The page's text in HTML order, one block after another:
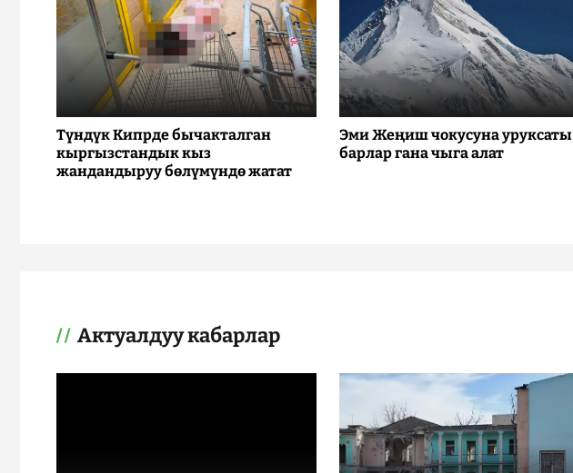
Түндүк Кипрде бычакталган
кыргызстандык кыз
жандандыруу бөлүмүндө жатат
Эми Жеңиш чокусуна уруксаты
барлар гана чыга алат
Актуалдуу кабарлар